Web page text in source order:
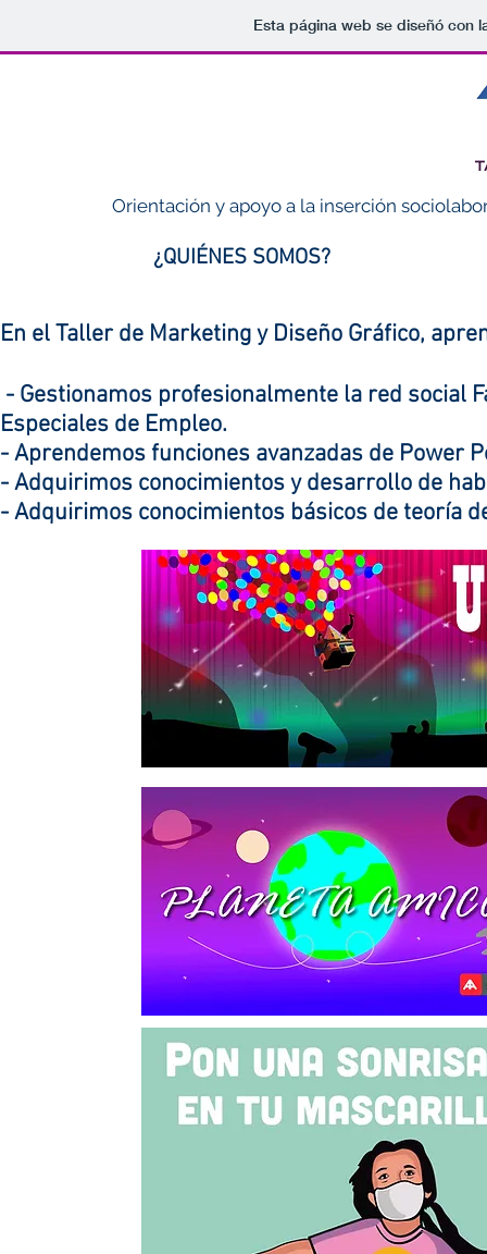
Esta página web se diseñó con
Orientación y apoyo a la inserción
¿QUIÉNES SOMOS?
En el Taller de Marketing y Diseño Gráfico,
- Gestionamos profesionalmente la red social
Especiales de Empleo.
- Aprendemos funciones avanzadas de Power
- Adquirimos conocimientos y desarrollo de
- Adquirimos conocimientos básicos de teoría